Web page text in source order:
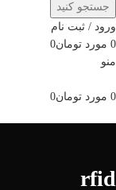
جستجو کنید
ورود / ثبت نام
0 مورد تومان0
منو
0 مورد تومان0
rfid